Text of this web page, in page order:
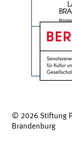
© 2026 Stiftung
Brandenburg